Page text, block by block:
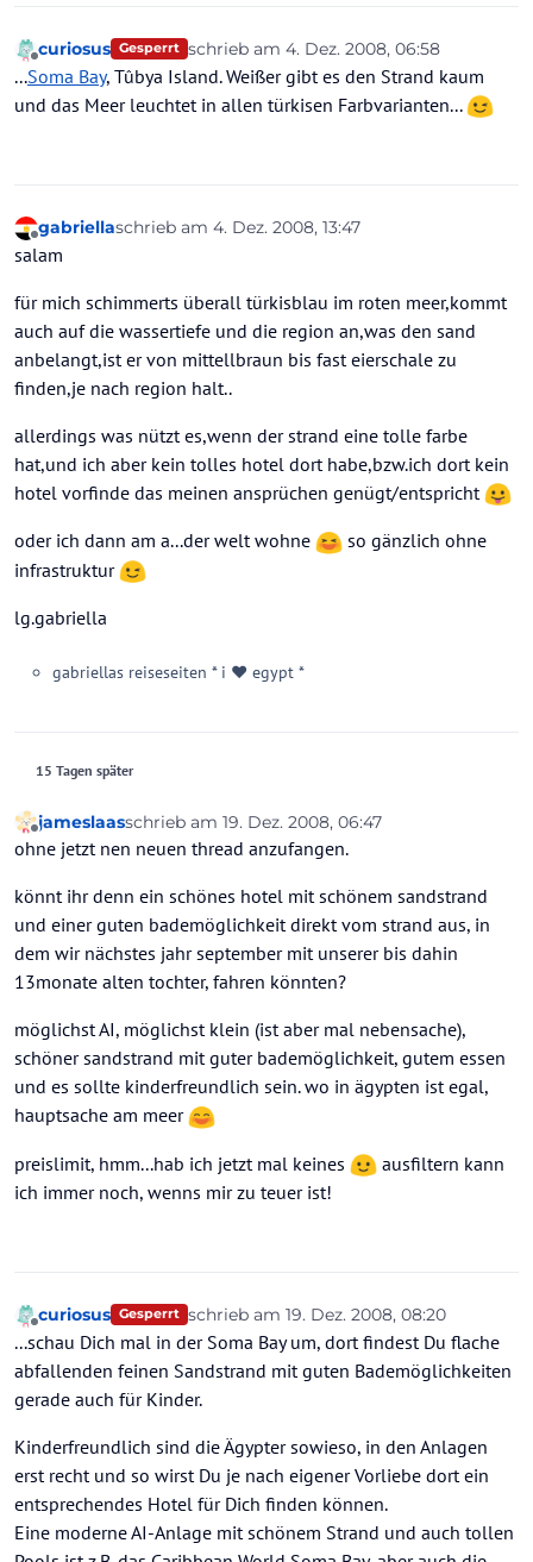
Offline
curiosus Gesperrt schrieb am 4. Dez. 2008, 06:58
zuletzt editiert von
...Soma Bay, Tûbya Island. Weißer gibt es den Strand kaum
und das Meer leuchtet in allen türkisen Farbvarianten...
Offline
gabriellaschrieb am 4. Dez. 2008, 13:47
zuletzt editiert von
salam
für mich schimmerts überall türkisblau im roten meer,kommt
auch auf die wassertiefe und die region an,was den sand
anbelangt,ist er von mittellbraun bis fast eierschale zu
finden,je nach region halt..
allerdings was nützt es,wenn der strand eine tolle farbe
hat,und ich aber kein tolles hotel dort habe,bzw.ich dort kein
hotel vorfinde das meinen ansprüchen genügt/entspricht
oder ich dann am a...der welt wohne
so gänzlich ohne
infrastruktur
lg.gabriella
gabriellas reiseseiten * i ♥ egypt *
15 Tagen später
Offline
jameslaasschrieb am 19. Dez. 2008, 06:47
zuletzt editiert von
ohne jetzt nen neuen thread anzufangen.
könnt ihr denn ein schönes hotel mit schönem sandstrand
und einer guten bademöglichkeit direkt vom strand aus, in
dem wir nächstes jahr september mit unserer bis dahin
13monate alten tochter, fahren könnten?
möglichst AI, möglichst klein (ist aber mal nebensache),
schöner sandstrand mit guter bademöglichkeit, gutem essen
und es sollte kinderfreundlich sein. wo in ägypten ist egal,
hauptsache am meer
preislimit, hmm...hab ich jetzt mal keines
ausfiltern kann
ich immer noch, wenns mir zu teuer ist!
Offline
curiosus Gesperrt schrieb am 19. Dez. 2008, 08:20
zuletzt editiert von
...schau Dich mal in der Soma Bay um, dort findest Du flache
abfallenden feinen Sandstrand mit guten Bademöglichkeiten
gerade auch für Kinder.
Kinderfreundlich sind die Ägypter sowieso, in den Anlagen
erst recht und so wirst Du je nach eigener Vorliebe dort ein
entsprechendes Hotel für Dich finden können.
Eine moderne AI-Anlage mit schönem Strand und auch tollen